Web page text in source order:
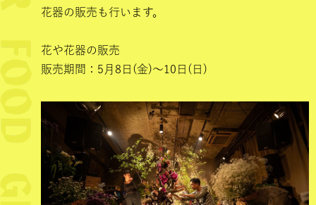
花器の販売も行います。
花や花器の販売
販売期間：5月8日(金)〜10日(日)